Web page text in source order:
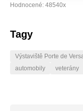
Hodnocené: 48540x
Tagy
Výstaviště Porte de
automobily
veterány